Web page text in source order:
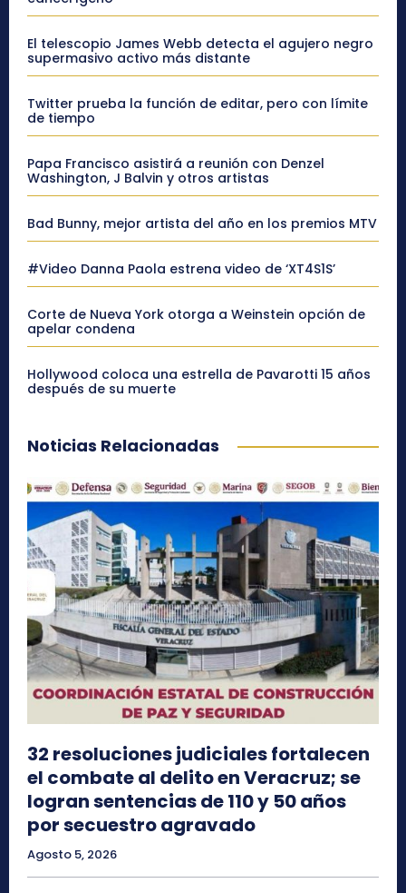
El telescopio James Webb detecta el agujero negro
supermasivo activo más distante
Twitter prueba la función de editar, pero con límite
de tiempo
Papa Francisco asistirá a reunión con Denzel
Washington, J Balvin y otros artistas
Bad Bunny, mejor artista del año en los premios MTV
#Video Danna Paola estrena video de ‘XT4S1S’
Corte de Nueva York otorga a Weinstein opción de
apelar condena
Hollywood coloca una estrella de Pavarotti 15 años
después de su muerte
Noticias Relacionadas
32 resoluciones judiciales fortalecen
el combate al delito en Veracruz; se
logran sentencias de 110 y 50 años
por secuestro agravado
Agosto 5, 2026